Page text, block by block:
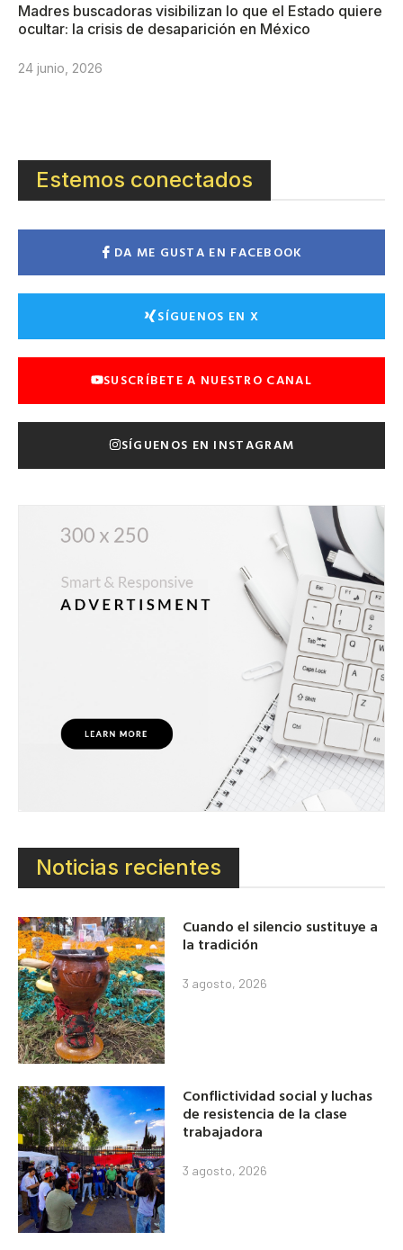
Madres buscadoras visibilizan lo que el Estado quiere
ocultar: la crisis de desaparición en México
24 junio, 2026
Estemos conectados
DA ME GUSTA EN FACEBOOK
SÍGUENOS EN X
SUSCRÍBETE A NUESTRO CANAL
SÍGUENOS EN INSTAGRAM
Noticias recientes
Cuando el silencio sustituye a
la tradición
3 agosto, 2026
Conflictividad social y luchas
de resistencia de la clase
trabajadora
3 agosto, 2026